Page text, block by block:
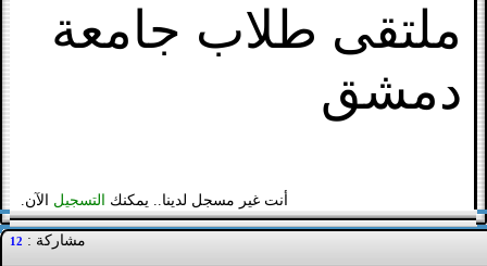
ملتقى طلاب جامعة
دمشق
أنت غير مسجل لدينا.. يمكنك التسجيل الآن.
مشاركة : 12